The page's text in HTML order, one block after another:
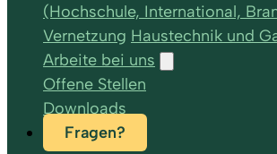
(Hochschule, International,
Vernetzung Haustechnik und
Arbeite bei uns
Offene Stellen
Downloads
Fragen?